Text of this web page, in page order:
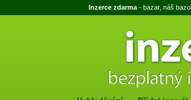
Inzerce zdarma - bazar, náš